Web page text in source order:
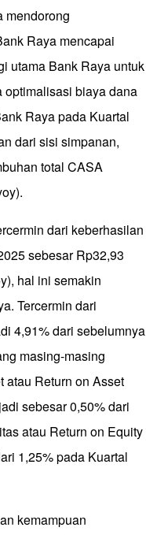
mendorong
Raya mencapai
utama Bank Raya untuk
optimalisasi biaya dana
Raya pada Kuartal
dari sisi simpanan,
total CASA
dari keberhasilan
sebesar Rp32,93
hal ini semakin
Tercermin dari
4,91% dari sebelumnya
masing-masing
atau Return on Asset
sebesar 0,50% dari
atau Return on Equity
1,25% pada Kuartal
kemampuan